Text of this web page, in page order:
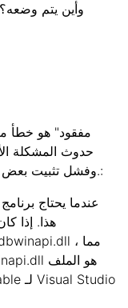
شيوعًا هو تثبيت تحديث Windows وفشل تثبيت بعض البرامج.: